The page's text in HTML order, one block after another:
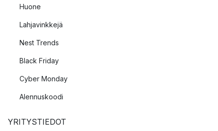
Huone
Lahjavinkkejä
Nest Trends
Black Friday
Cyber Monday
Alennuskoodi
YRITYSTIEDOT